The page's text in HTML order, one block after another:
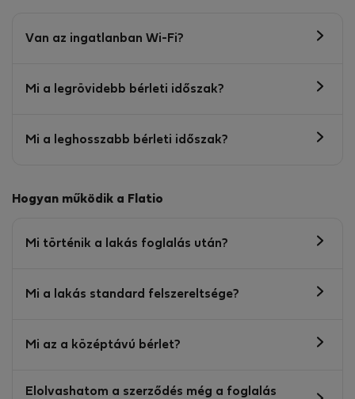
Van az ingatlanban Wi-Fi?
Mi a legrövidebb bérleti időszak?
Mi a leghosszabb bérleti időszak?
Hogyan működik a Flatio
Mi történik a lakás foglalás után?
Mi a lakás standard felszereltsége?
Mi az a középtávú bérlet?
Elolvashatom a szerződés még a foglalás